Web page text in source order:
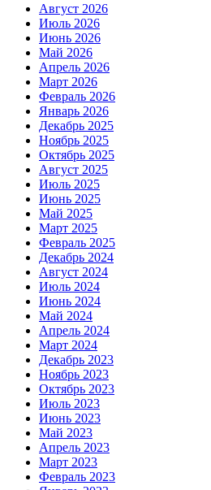
Август 2026
Июль 2026
Июнь 2026
Май 2026
Апрель 2026
Март 2026
Февраль 2026
Январь 2026
Декабрь 2025
Ноябрь 2025
Октябрь 2025
Август 2025
Июль 2025
Июнь 2025
Май 2025
Март 2025
Февраль 2025
Декабрь 2024
Август 2024
Июль 2024
Июнь 2024
Май 2024
Апрель 2024
Март 2024
Декабрь 2023
Ноябрь 2023
Октябрь 2023
Июль 2023
Июнь 2023
Май 2023
Апрель 2023
Март 2023
Февраль 2023